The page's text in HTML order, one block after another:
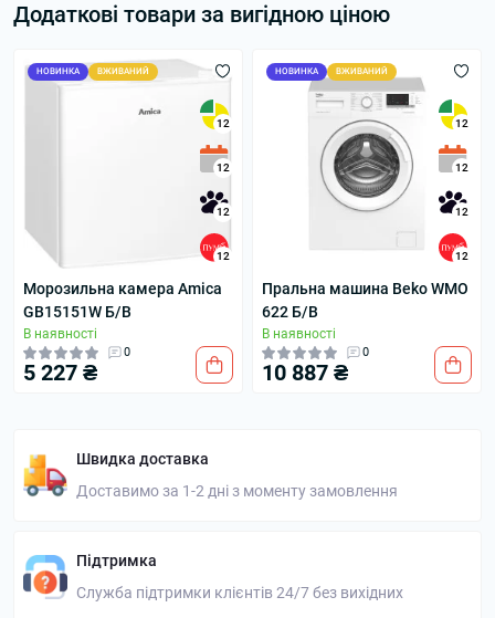
Додаткові товари за вигідною ціною
НОВИНКА ВЖИВАНИЙ
12
12
12
12
Морозильна камера Amica
GB15151W Б/В
В наявності
0
5 227 ₴
НОВИНКА ВЖИВАНИЙ
12
12
12
12
Пральна машина Beko WMO
622 Б/В
В наявності
0
10 887 ₴
Швидка доставка
Доставимо за 1-2 дні з моменту замовлення
Підтримка
Служба підтримки клієнтів 24/7 без вихідних